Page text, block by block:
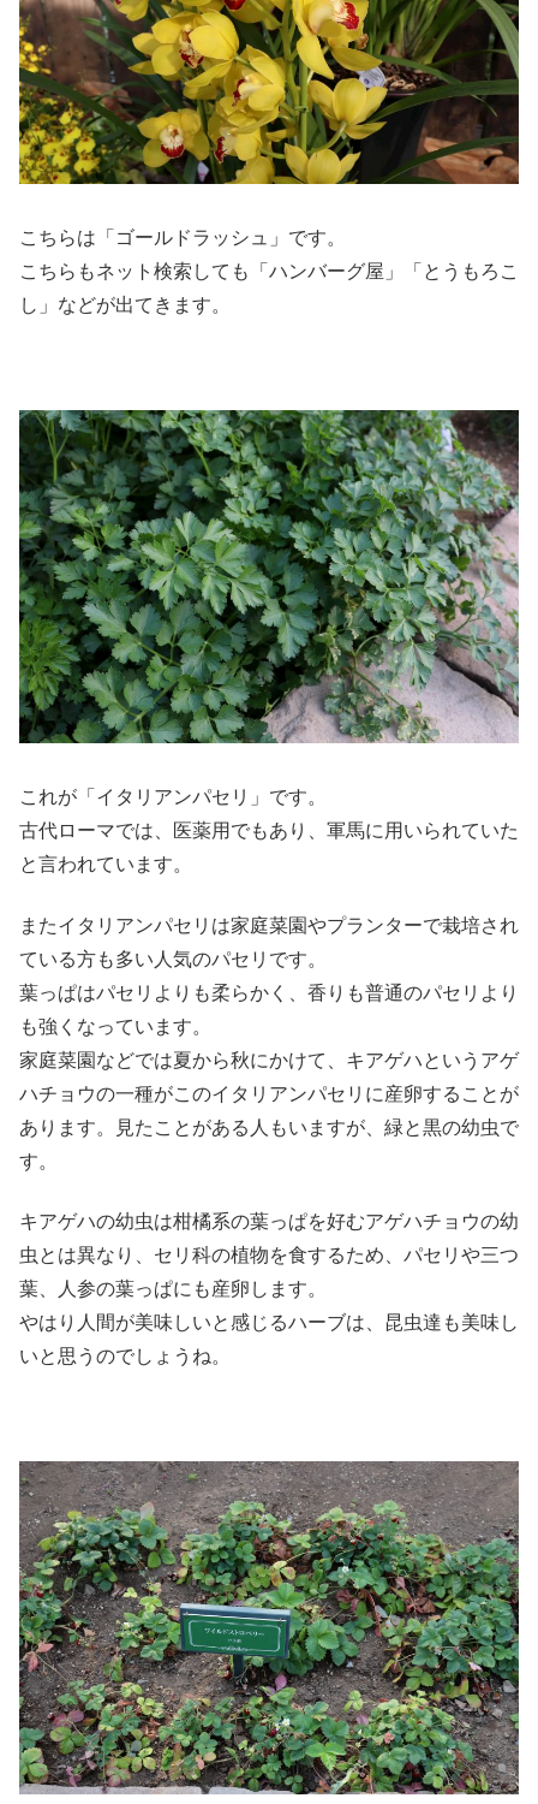
こちらは「ゴールドラッシュ」です。
こちらもネット検索しても「ハンバーグ屋」「とうもろこ
し」などが出てきます。
これが「イタリアンパセリ」です。
古代ローマでは、医薬用でもあり、軍馬に用いられていた
と言われています。
またイタリアンパセリは家庭菜園やプランターで栽培され
ている方も多い人気のパセリです。
葉っぱはパセリよりも柔らかく、香りも普通のパセリより
も強くなっています。
家庭菜園などでは夏から秋にかけて、キアゲハというアゲ
ハチョウの一種がこのイタリアンパセリに産卵することが
あります。見たことがある人もいますが、緑と黒の幼虫で
す。
キアゲハの幼虫は柑橘系の葉っぱを好むアゲハチョウの幼
虫とは異なり、セリ科の植物を食するため、パセリや三つ
葉、人参の葉っぱにも産卵します。
やはり人間が美味しいと感じるハーブは、昆虫達も美味し
いと思うのでしょうね。